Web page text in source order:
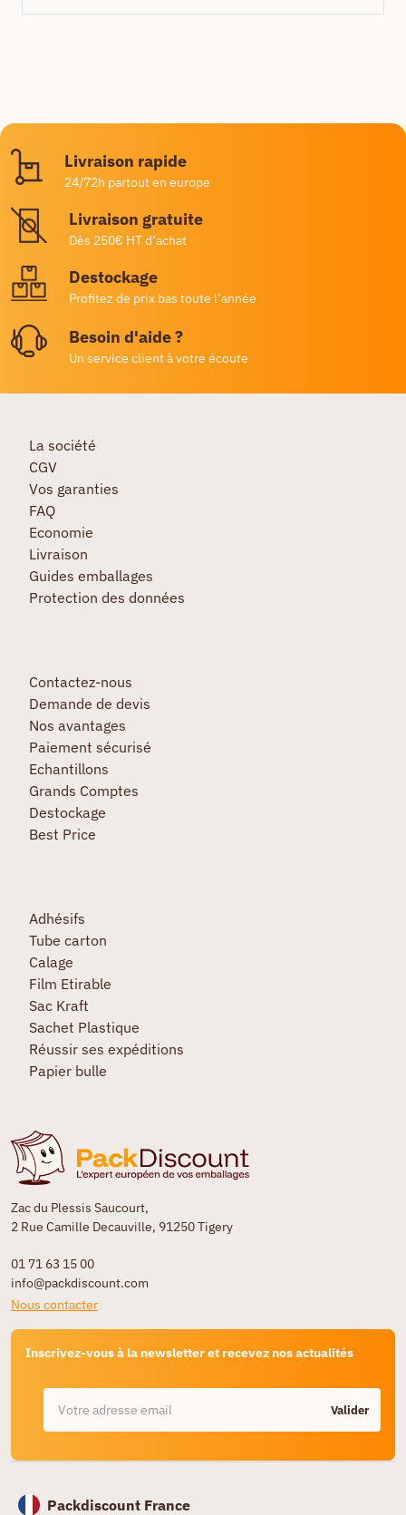
Livraison rapide
24/72h partout en europe
Livraison gratuite
Dès 250€ HT d’achat
Destockage
Profitez de prix bas toute l’année
Besoin d'aide ?
Un service client à votre écoute
Zac du Plessis Saucourt,
2 Rue Camille Decauville, 91250 Tigery
01 71 63 15 00
info@packdiscount.com
Nous contacter
Inscrivez-vous à la newsletter et recevez nos actualités
Valider
La société
CGV
Vos garanties
FAQ
Economie
Livraison
Guides emballages
Protection des données
Contactez-nous
Demande de devis
Nos avantages
Paiement sécurisé
Echantillons
Grands Comptes
Destockage
Best Price
Adhésifs
Tube carton
Calage
Film Etirable
Sac Kraft
Sachet Plastique
Réussir ses expéditions
Papier bulle
Packdiscount France